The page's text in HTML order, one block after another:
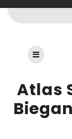
to
content
Atlas